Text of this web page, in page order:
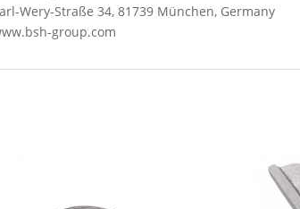
Straße 34, 81739 München, Germany
group.com